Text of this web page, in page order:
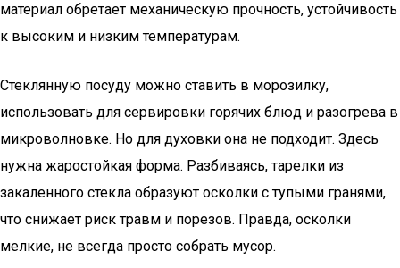
материал обретает механическую прочность, устойчивость
к высоким и низким температурам.
Стеклянную посуду можно ставить в морозилку,
использовать для сервировки горячих блюд и разогрева в
микроволновке. Но для духовки она не подходит. Здесь
нужна жаростойкая форма. Разбиваясь, тарелки из
закаленного стекла образуют осколки с тупыми гранями,
что снижает риск травм и порезов. Правда, осколки
мелкие, не всегда просто собрать мусор.